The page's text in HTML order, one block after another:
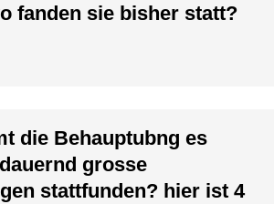
fanden sie bisher statt?
die Behauptubng es
grosse
stattfunden? hier ist 4